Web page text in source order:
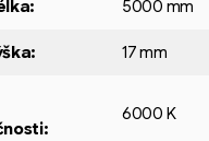
: 5000 mm
: 17 mm
:
6000 K